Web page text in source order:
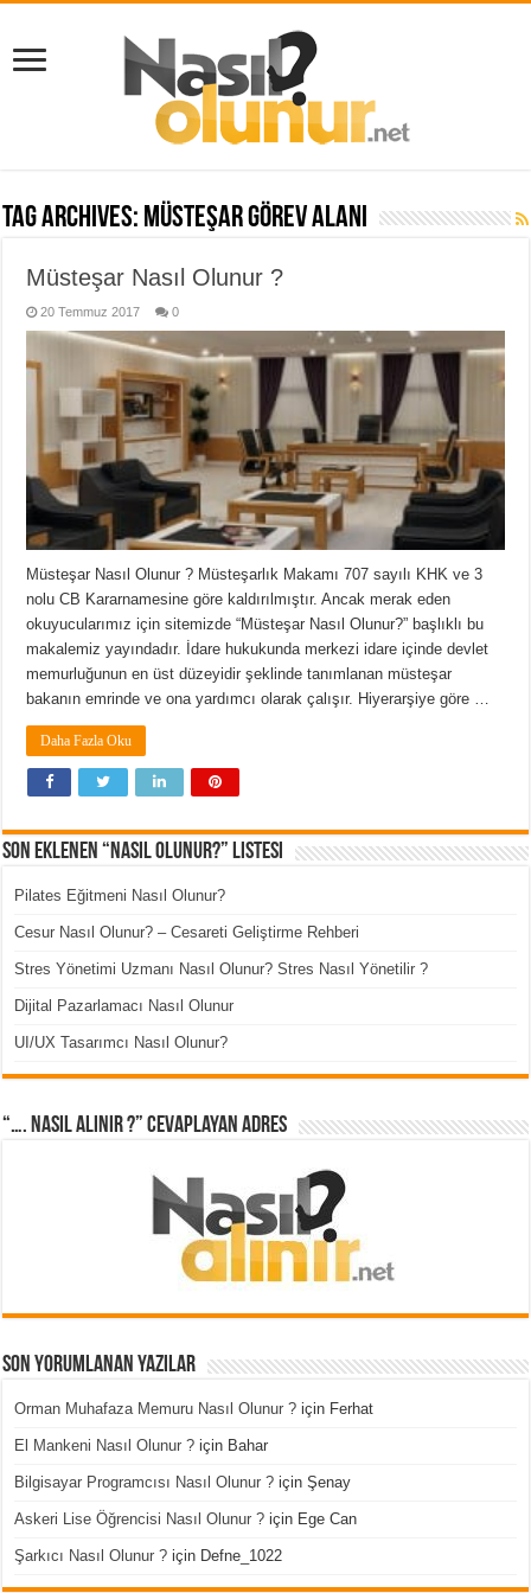
Tag Archives: müsteşar görev alanı
Müsteşar Nasıl Olunur ?
20 Temmuz 2017 0
Müsteşar Nasıl Olunur ? Müsteşarlık Makamı 707 sayılı KHK ve 3
nolu CB Kararnamesine göre kaldırılmıştır. Ancak merak eden
okuyucularımız için sitemizde “Müsteşar Nasıl Olunur?” başlıklı bu
makalemiz yayındadır. İdare hukukunda merkezi idare içinde devlet
memurluğunun en üst düzeyidir şeklinde tanımlanan müsteşar
bakanın emrinde ve ona yardımcı olarak çalışır. Hiyerarşiye göre …
Daha Fazla Oku
Son Eklenen “Nasıl Olunur?” Listesi
Pilates Eğitmeni Nasıl Olunur?
Cesur Nasıl Olunur? – Cesareti Geliştirme Rehberi
Stres Yönetimi Uzmanı Nasıl Olunur? Stres Nasıl Yönetilir ?
Dijital Pazarlamacı Nasıl Olunur
UI/UX Tasarımcı Nasıl Olunur?
“…. Nasıl Alınır ?” cevaplayan adres
Son Yorumlanan Yazılar
Orman Muhafaza Memuru Nasıl Olunur ? için Ferhat
El Mankeni Nasıl Olunur ? için Bahar
Bilgisayar Programcısı Nasıl Olunur ? içinŞenay
Askeri Lise Öğrencisi Nasıl Olunur ? için Ege Can
Şarkıcı Nasıl Olunur ? için Defne_1022